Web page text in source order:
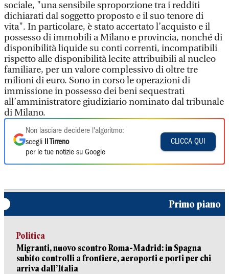
sociale, "una sensibile sproporzione tra i redditi
dichiarati dal soggetto proposto e il suo tenore di
vita". In particolare, è stato accertato l’acquisto e il
possesso di immobili a Milano e provincia, nonché di
disponibilità liquide su conti correnti, incompatibili
rispetto alle disponibilità lecite attribuibili al nucleo
familiare, per un valore complessivo di oltre tre
milioni di euro. Sono in corso le operazioni di
immissione in possesso dei beni sequestrati
all’amministratore giudiziario nominato dal tribunale
di Milano.
Non lasciare decidere l'algoritmo:
scegli
Il Tirreno
per le tue notizie su Google
CLICCA QUI
Primo piano
Politica
Migranti, nuovo scontro Roma-Madrid: in Spagna
subito controlli a frontiere, aeroporti e porti per chi
arriva dall’Italia